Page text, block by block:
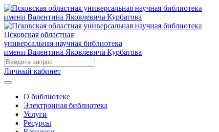
Псковская областная
универсальная научная библиотека
имени Валентина Яковлевича Курбатова
Личный кабинет
О библиотеке
Электронная библиотека
Услуги
Ресурсы